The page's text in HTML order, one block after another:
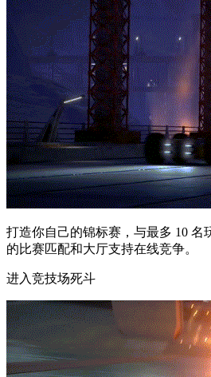
打造你自己的锦标赛，与最多 10 名
的比赛匹配和大厅支持在线竞争。
进入竞技场死斗